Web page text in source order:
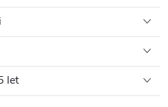
let